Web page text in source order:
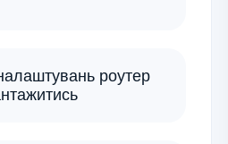
роутер